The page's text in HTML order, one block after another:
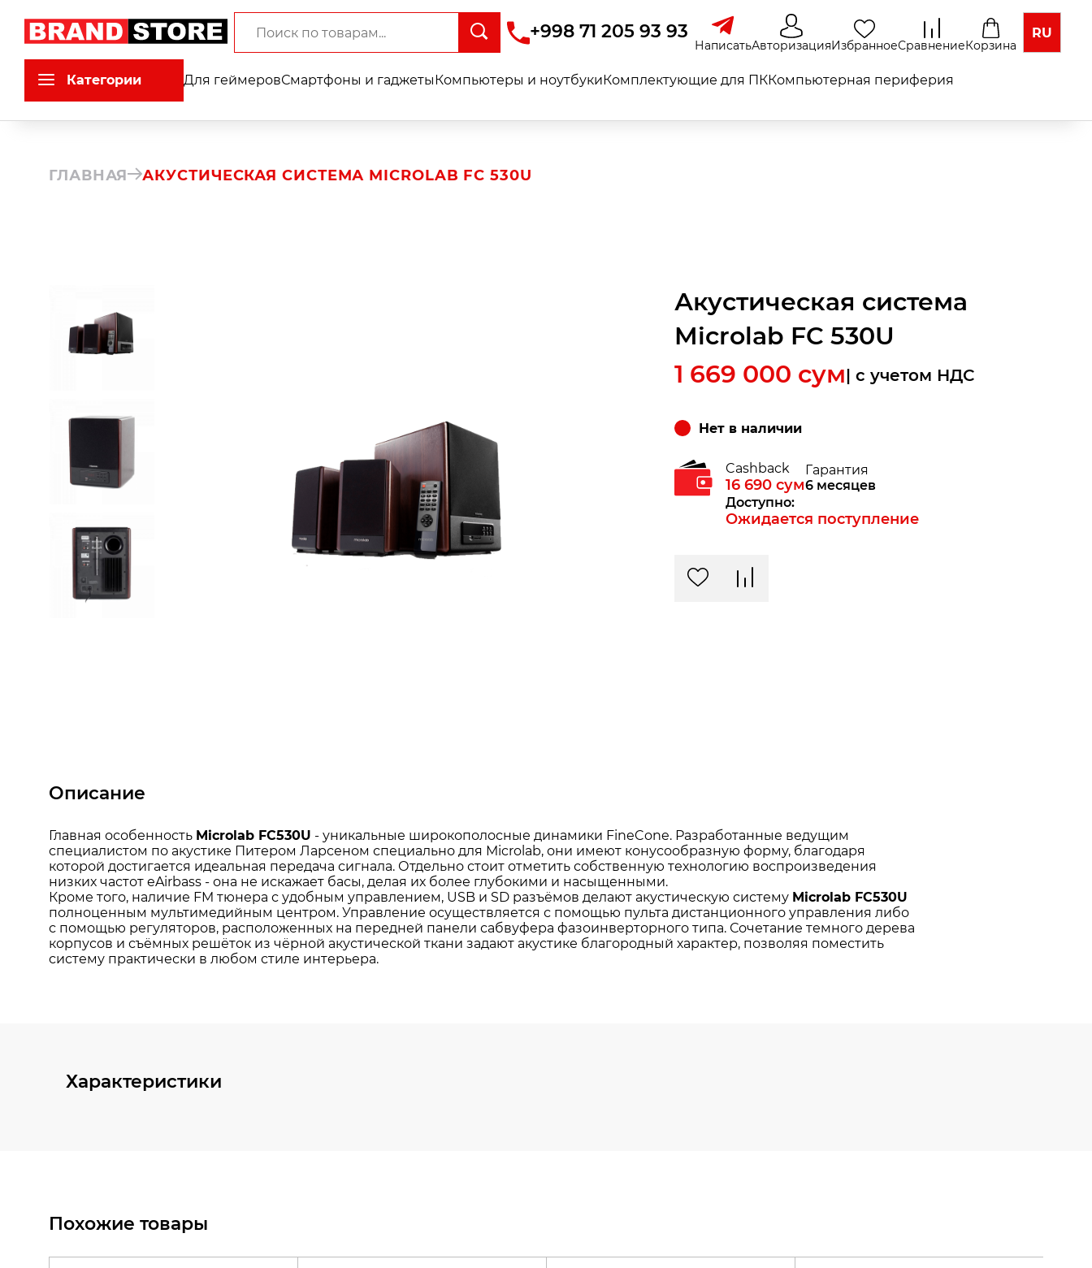
+998 71 205 93 93
НаписатьАвторизацияИзбранноеСравнениеКорзина
RU
Категории Для геймеровСмартфоны и гаджетыКомпьютеры и ноутбукиКомплектующие для ПККомпьютерная периферия
ГЛАВНАЯ АКУСТИЧЕСКАЯ СИСТЕМА MICROLAB FC 530U
Акустическая система
Microlab FC 530U
1 669 000 сум| c учетом НДС
Нет в наличии
Cashback
16 690 сум
Гарантия
6 месяцев
Доступно:
Ожидается поступление
Описание
Характеристики
Похожие товары